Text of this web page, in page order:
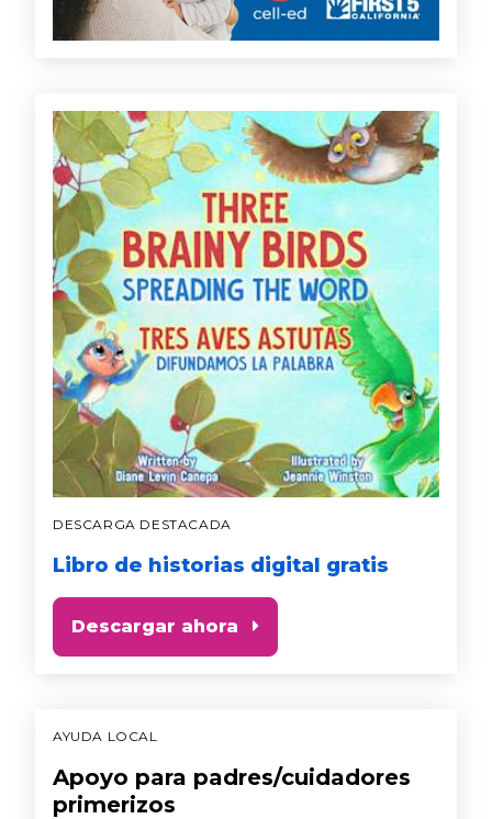
DESCARGA DESTACADA
Libro de historias digital gratis
Descargar ahora
AYUDA LOCAL
Apoyo para padres/cuidadores
primerizos